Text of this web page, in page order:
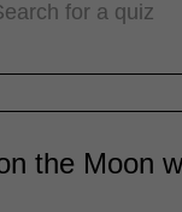
for a quiz
the Moon